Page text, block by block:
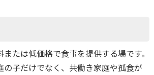
たは低価格で食事を提供する場です。
の子だけでなく、共働き家庭や孤食が